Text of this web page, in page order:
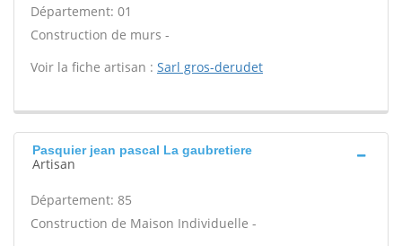
Département: 01
Construction de murs -
Voir la fiche artisan : Sarl gros-derudet
Pasquier jean pascal La gaubretiere
Artisan
Département: 85
Construction de Maison Individuelle -